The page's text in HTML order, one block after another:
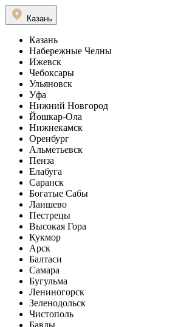
Казань
Казань
Набережные Челны
Ижевск
Чебоксары
Ульяновск
Уфа
Нижний Новгород
Йошкар-Ола
Нижнекамск
Оренбург
Альметьевск
Пенза
Елабуга
Саранск
Богатые Сабы
Лаишево
Пестрецы
Высокая Гора
Кукмор
Арск
Балтаси
Самара
Бугульма
Лениногорск
Зеленодольск
Чистополь
Бавлы